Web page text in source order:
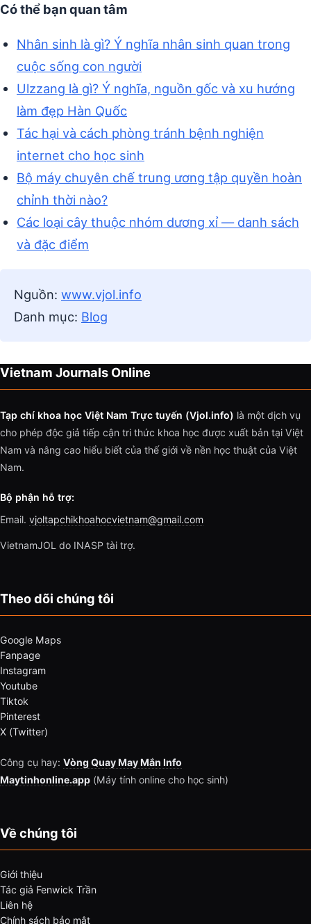
Có thể bạn quan tâm
Nhân sinh là gì? Ý nghĩa nhân sinh quan trong
cuộc sống con người
Ulzzang là gì? Ý nghĩa, nguồn gốc và xu hướng
làm đẹp Hàn Quốc
Tác hại và cách phòng tránh bệnh nghiện
internet cho học sinh
Bộ máy chuyên chế trung ương tập quyền hoàn
chỉnh thời nào?
Các loại cây thuộc nhóm dương xỉ — danh sách
và đặc điểm
Nguồn: www.vjol.info
Danh mục: Blog
Vietnam Journals Online
Tạp chí khoa học Việt Nam Trực tuyến (Vjol.info) là một dịch vụ
cho phép độc giả tiếp cận tri thức khoa học được xuất bản tại Việt
Nam và nâng cao hiểu biết của thế giới về nền học thuật của Việt
Nam.
Bộ phận hỗ trợ:
Email. vjoltapchikhoahocvietnam@gmail.com
VietnamJOL do INASP tài trợ.
Theo dõi chúng tôi
Google Maps
Fanpage
Instagram
Youtube
Tiktok
Pinterest
X (Twitter)
Công cụ hay: Vòng Quay May Mắn Info
Maytinhonline.app (Máy tính online cho học sinh)
Về chúng tôi
Giới thiệu
Tác giả Fenwick Trần
Liên hệ
Chính sách bảo mật